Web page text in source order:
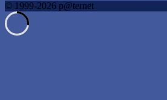
© 1999-2026 p@ternet